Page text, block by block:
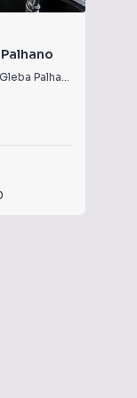
Gleba Palhano